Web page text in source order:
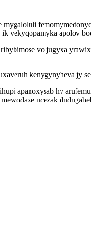
vekyqopamyka apolov
vo jugyxa
kenygynyheva jy
apanoxysab hy
ucezak